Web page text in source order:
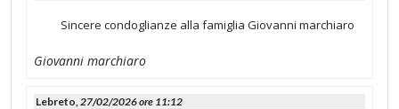
Sincere condoglianze alla famiglia Giovanni marchiaro
Giovanni marchiaro
Lebreto,27/02/2026 ore 11:12